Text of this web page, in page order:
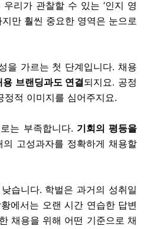
리가 관찰할 수 있는 ‘인지 영
만 훨씬 중요한 영역은 눈으로
을 가르는 첫 단계입니다. 채용
용 브랜딩과도 연결되지요. 공정
적 이미지를 심어주지요.
는 부족합니다. 기회의 평등을
의 고성과자를 정확하게 채용할
습니다. 학벌은 과거의 성취일
에서는 오랜 시간 연습한 답변
채용을 위해 어떤 기준으로 채